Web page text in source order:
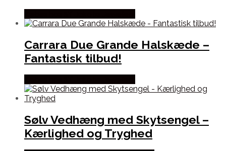
Carrara Due Grande Halskæde –
Fantastisk tilbud!
Sølv Vedhæng med Skytsengel –
Kærlighed og Tryghed